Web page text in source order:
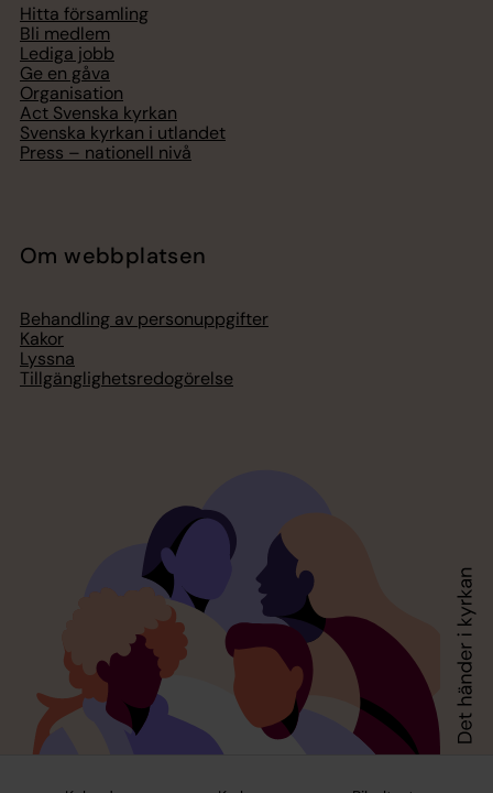
Hitta församling
Bli medlem
Lediga jobb
Ge en gåva
Organisation
Act Svenska kyrkan
Svenska kyrkan i utlandet
Press – nationell nivå
Om webbplatsen
Behandling av personuppgifter
Kakor
Lyssna
Tillgänglighetsredogörelse